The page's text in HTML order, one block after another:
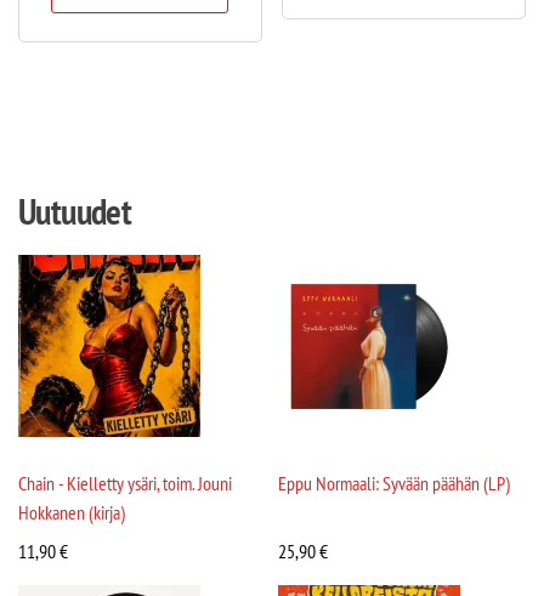
Uutuudet
Chain - Kielletty ysäri, toim. Jouni
Hokkanen (kirja)
11,90€
Eppu Normaali: Syvään päähän (LP)
25,90€